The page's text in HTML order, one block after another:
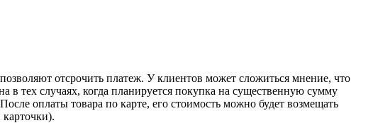
отсрочить платеж. У клиентов может сложиться мнение, что
в тех случаях, когда планируется покупка на существенную сумму
оплаты товара по карте, его стоимость можно будет возмещать